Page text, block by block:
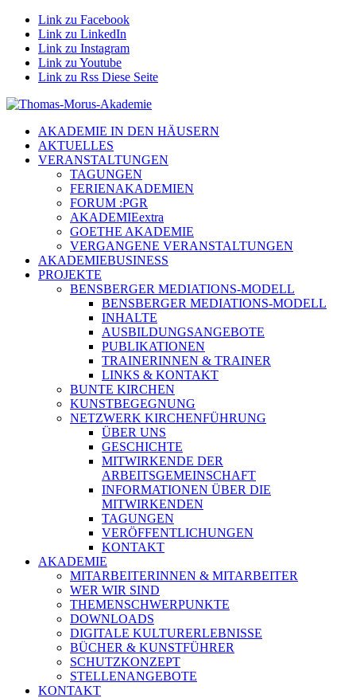
Link zu Facebook
Link zu LinkedIn
Link zu Instagram
Link zu Youtube
Link zu Rss Diese Seite
AKADEMIE IN DEN HÄUSERN
AKTUELLES
VERANSTALTUNGEN
TAGUNGEN
FERIENAKADEMIEN
FORUM :PGR
AKADEMIEextra
GOETHE AKADEMIE
VERGANGENE VERANSTALTUNGEN
AKADEMIEBUSINESS
PROJEKTE
BENSBERGER MEDIATIONS-MODELL
BENSBERGER MEDIATIONS-MODELL
INHALTE
AUSBILDUNGSANGEBOTE
PUBLIKATIONEN
TRAINERINNEN & TRAINER
LINKS & KONTAKT
BUNTE KIRCHEN
KUNSTBEGEGNUNG
NETZWERK KIRCHENFÜHRUNG
ÜBER UNS
GESCHICHTE
MITWIRKENDE DER
ARBEITSGEMEINSCHAFT
INFORMATIONEN ÜBER DIE
MITWIRKENDEN
TAGUNGEN
VERÖFFENTLICHUNGEN
KONTAKT
AKADEMIE
MITARBEITERINNEN & MITARBEITER
WER WIR SIND
THEMENSCHWERPUNKTE
DOWNLOADS
DIGITALE KULTURERLEBNISSE
BÜCHER & KUNSTFÜHRER
SCHUTZKONZEPT
STELLENANGEBOTE
KONTAKT